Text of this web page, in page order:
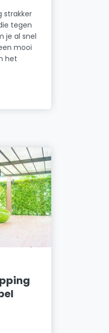
strakker
tegen
je al snel
mooi
het